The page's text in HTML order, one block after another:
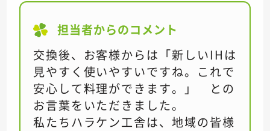
担当者からのコメント
交換後、お客様からは「新しいIHは
見やすく使いやすいですね。これで
安心して料理ができます。」 との
お言葉をいただきました。
私たちハラケン工舎は、地域の皆様